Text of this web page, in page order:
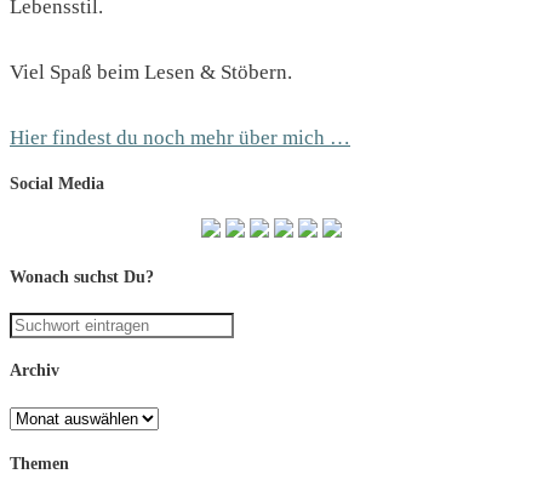
Lebensstil.
Viel Spaß beim Lesen & Stöbern.
Hier findest du noch mehr über mich …
Social Media
Wonach suchst Du?
Archiv
Archiv
Themen